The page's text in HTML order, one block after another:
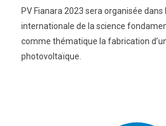
PV Fianara 2023 sera organisée dans
internationale de la science
comme thématique la fabrication
photovoltaïque.